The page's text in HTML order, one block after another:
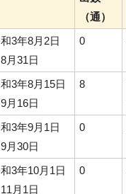
（通）
3年8月2日
月31日
0
3年8月15日
月16日
8
3年9月1日
月30日
0
3年10月1日
月1日
0